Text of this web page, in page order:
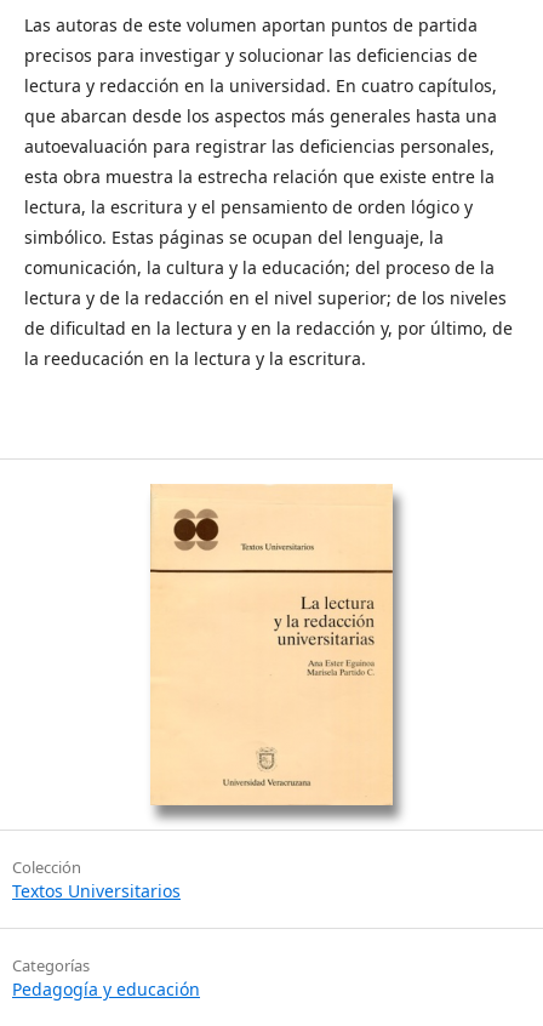
Las autoras de este volumen aportan puntos de partida
precisos para investigar y solucionar las deficiencias de
lectura y redacción en la universidad. En cuatro capítulos,
que abarcan desde los aspectos más generales hasta una
autoevaluación para registrar las deficiencias personales,
esta obra muestra la estrecha relación que existe entre la
lectura, la escritura y el pensamiento de orden lógico y
simbólico. Estas páginas se ocupan del lenguaje, la
comunicación, la cultura y la educación; del proceso de la
lectura y de la redacción en el nivel superior; de los niveles
de dificultad en la lectura y en la redacción y, por último, de
la reeducación en la lectura y la escritura.
Colección
Textos Universitarios
Categorías
Pedagogía y educación